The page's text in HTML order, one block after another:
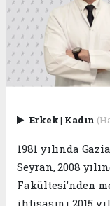
Erkek| Kadın
1981 yılında
Seyran, 2008
Fakültesi’nden
ihtisasını 2015